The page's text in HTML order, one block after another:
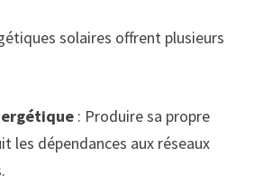
solaires offrent plusieurs
: Produire sa propre
les dépendances aux réseaux